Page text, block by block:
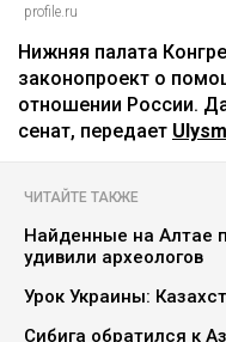
profile.ru
Нижняя палата
законопроект о
отношении России.
сенат, передает
ЧИТАЙТЕ ТАКЖЕ
Найденные на Алтае
удивили археологов
Урок Украины:
Сибига обратился к